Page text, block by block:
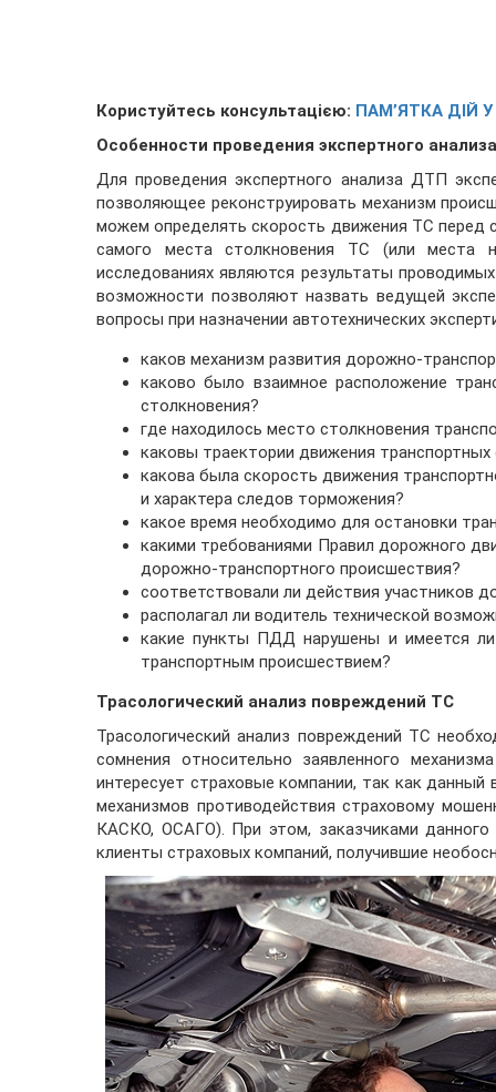
Користуйтесь консультацією: ПАМ’ЯТКА ДІЙ
Особенности проведения экспертного
Для проведения экспертного анализа ДТП
позволяющее реконструировать механизм
можем определять скорость движения ТС перед
самого места столкновения ТС (или места
исследованиях являются результаты
возможности позволяют назвать ведущей
вопросы при назначении автотехнических
каков механизм развития дорожно-
каково было взаимное расположение
столкновения?
где находилось место столкновения
каковы траектории движения
какова была скорость движения
и характера следов торможения?
какое время необходимо для остановки
какими требованиями Правил дорожного
дорожно-транспортного происшествия?
соответствовали ли действия участников
располагал ли водитель технической
какие пункты ПДД нарушены и имеется
транспортным происшествием?
Трасологический анализ повреждений ТС
Трасологический анализ повреждений ТС
сомнения относительно заявленного
интересует страховые компании, так как
механизмов противодействия страховому
КАСКО, ОСАГО). При этом, заказчиками
клиенты страховых компаний, получившие